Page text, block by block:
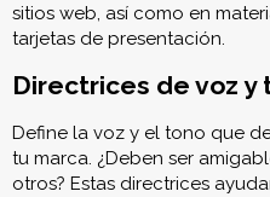
sitios web, así como en
tarjetas de presentación.
Directrices de voz y
Define la voz y el tono que
tu marca. ¿Deben ser
otros? Estas directrices